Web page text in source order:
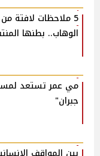
5 ملاحظات لافتة
الوهاب.. بطنها
مي عمر تستعد
جبران"